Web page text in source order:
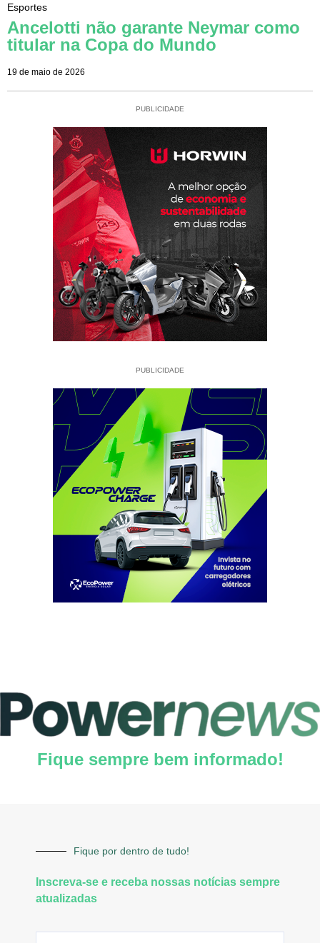
Esportes
Ancelotti não garante Neymar como
titular na Copa do Mundo
19 de maio de 2026
PUBLICIDADE
PUBLICIDADE
Fique sempre bem informado!
Fique por dentro de tudo!
Inscreva-se e receba nossas notícias sempre
atualizadas